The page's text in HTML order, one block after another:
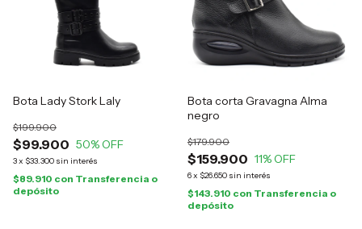
Bota Lady Stork Laly
$99.900
$199.900
50% OFF
3x $33.300 sin interés
$89.910 con Transferencia o
depósito
Bota corta Gravagna Alma
negro
$159.900
$179.900
11% OFF
6x $26.650 sin interés
$143.910 con Transferencia o
depósito